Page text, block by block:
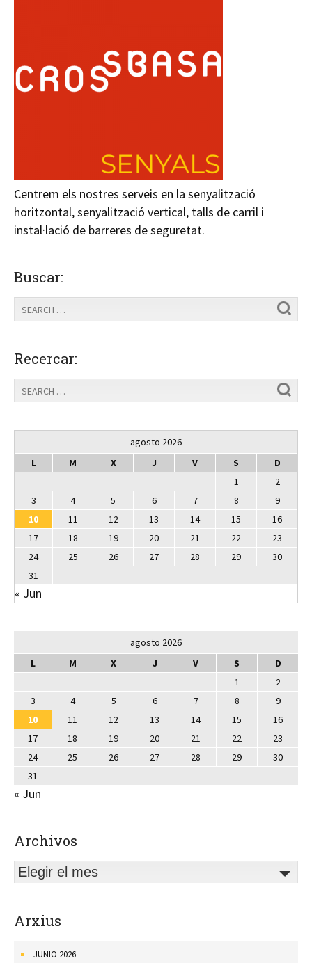
Centrem els nostres serveis en la senyalització
horitzontal, senyalització vertical, talls de carril i
instal·lació de barreres de seguretat.
Buscar:
Recercar:
agosto 2026
L
M X J V S
D
1
2
3
4 5 6 7 8
9
10
11 12 13 14 15
16
17
18 19 20 21 22
23
24
25 26 27 28 29
30
31
« Jun
agosto 2026
L
M X J V S
D
1
2
3
4 5 6 7 8
9
10
11 12 13 14 15
16
17
18 19 20 21 22
23
24
25 26 27 28 29
30
31
« Jun
Archivos
Elegir el mes
Arxius
JUNIO 2026